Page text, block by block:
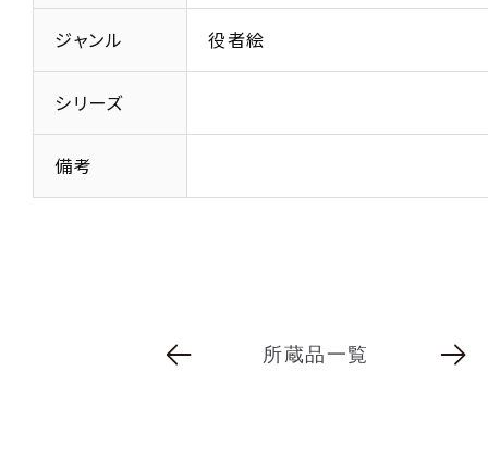
ジャンル 役者絵
シリーズ
備考
所蔵品一覧